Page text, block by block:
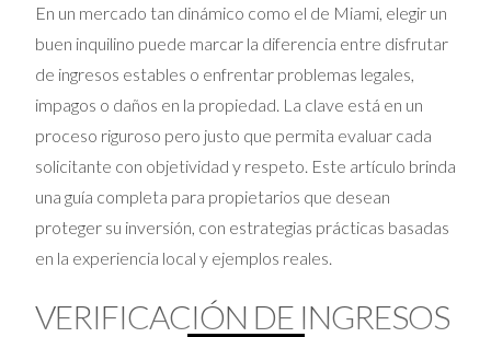
En un mercado tan dinámico como el de Miami, elegir un
buen inquilino puede marcar la diferencia entre disfrutar
de ingresos estables o enfrentar problemas legales,
impagos o daños en la propiedad. La clave está en un
proceso riguroso pero justo que permita evaluar cada
solicitante con objetividad y respeto. Este artículo brinda
una guía completa para propietarios que desean
proteger su inversión, con estrategias prácticas basadas
en la experiencia local y ejemplos reales.
VERIFICACIÓN DE INGRESOS